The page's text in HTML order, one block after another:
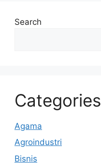
Search
Categories
Agama
Agroindustri
Bisnis